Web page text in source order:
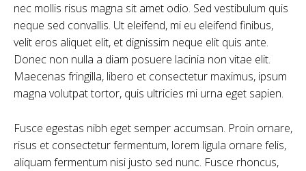
nec mollis risus magna sit amet odio. Sed vestibulum quis
neque sed convallis. Ut eleifend, mi eu eleifend finibus,
velit eros aliquet elit, et dignissim neque elit quis ante.
Donec non nulla a diam posuere lacinia non vitae elit.
Maecenas fringilla, libero et consectetur maximus, ipsum
magna volutpat tortor, quis ultricies mi urna eget sapien.
Fusce egestas nibh eget semper accumsan. Proin ornare,
risus et consectetur fermentum, lorem ligula ornare felis,
aliquam fermentum nisi justo sed nunc. Fusce rhoncus,